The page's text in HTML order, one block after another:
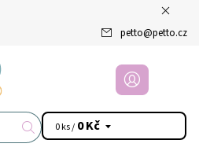
petto@petto.cz
0 ks / 0 Kč